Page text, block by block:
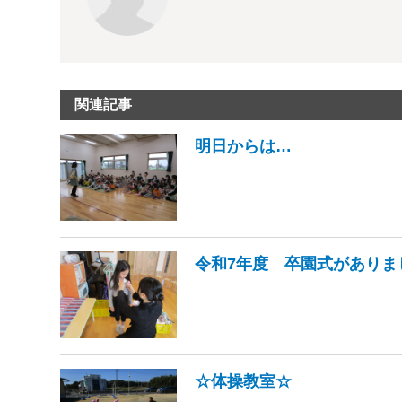
関連記事
明日からは…
令和7年度 卒園式がありま
☆体操教室☆